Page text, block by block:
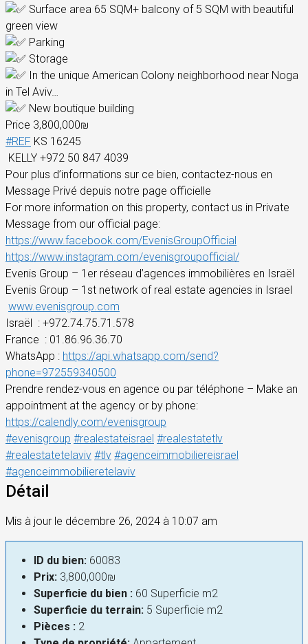
Surface area 65 SQM+ balcony of 5 SQM with beautiful
green view
Parking
Storage
In the unique American Colony neighborhood near Noga
in Tel Aviv…
New boutique building
Price ​​​​​​3,800,000₪
#REF KS 16245
KELLY +972 50 847 4039
Pour plus d’informations sur ce bien, contactez-nous en
Message Privé depuis notre page officielle
For more information on this property, contact us in Private
Message from our official page:
https://www.facebook.com/EvenisGroupOfficial
https://www.instagram.com/evenisgroupofficial/
Evenis Group – 1er réseau d’agences immobilières en Israël
Evenis Group – 1st network of real estate agencies in Israel
www.evenisgroup.com
Israël : +972.74.75.71.578
France : 01.86.96.36.70
WhatsApp : https://api.whatsapp.com/send?
phone=972559340500
Prendre rendez-vous en agence ou par téléphone – Make an
appointment at the agency or by phone:
https://calendly.com/evenisgroup
#evenisgroup #realestateisrael #realestatetlv
#realestatetelaviv #tlv #agenceimmobiliereisrael
#agenceimmobilieretelaviv
Détail
Mis à jour le décembre 26, 2024 à 10:07 am
ID du bien: 60083
Prix: 3,800,000₪
Superficie du bien : 60 Superficie m2
Superficie du terrain: 5 Superficie m2
Pièces : 2